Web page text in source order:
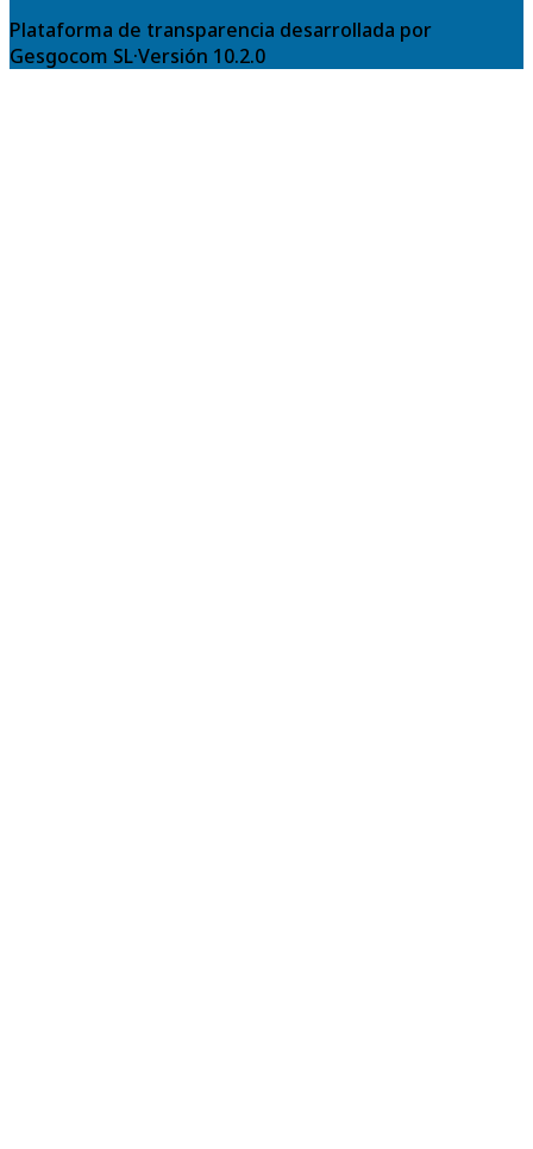
Plataforma de transparencia desarrollada por
Gesgocom SL·Versión 10.2.0